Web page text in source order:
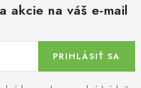
akcie na váš e-mail
PRIHLÁSIŤ SA